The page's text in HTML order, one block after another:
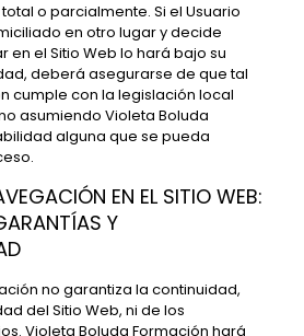
o parcialmente. Si el Usuario
en otro lugar y decide
el Sitio Web lo hará bajo su
deberá asegurarse de que tal
cumple con la legislación local
asumiendo Violeta Boluda
alguna que se pueda
EN EL SITIO WEB:
Y
no garantiza la continuidad,
del Sitio Web, ni de los
Violeta Boluda Formación hará